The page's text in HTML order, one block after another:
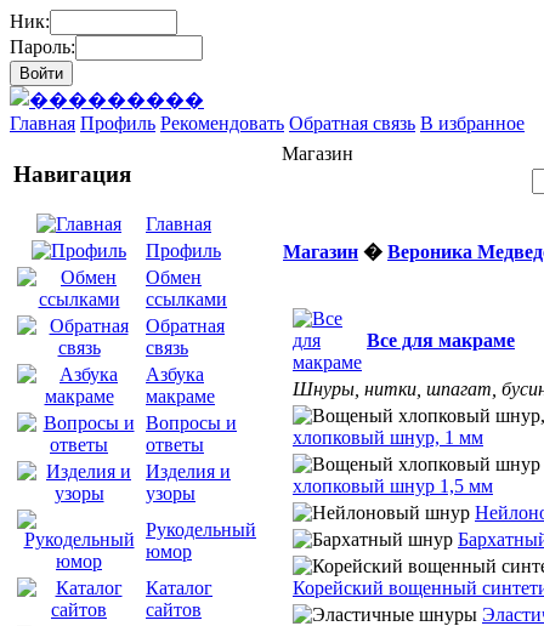
Ник:
Пароль:
Главная Профиль Рекомендовать Обратная связь В избранное
Навигация
Главная
Профиль
Обмен
ссылками
Обратная
связь
Азбука
макраме
Вопросы и
ответы
Изделия и
узоры
Рукодельный
юмор
Каталог
сайтов
Магазин
Магазин � Вероника
Все для макраме
Шнуры, нитки, шпагат,
хлопковый шнур, 1 мм
хлопковый шнур 1,5 мм
Корейский вощенный